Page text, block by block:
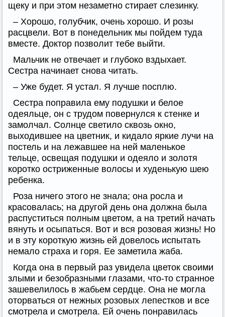
щеку и при этом незаметно стирает слезинку.
– Хорошо, голубчик, очень хорошо. И розы
расцвели. Вот в понедельник мы пойдем туда
вместе. Доктор позволит тебе выйти.
Мальчик не отвечает и глубоко вздыхает.
Сестра начинает снова читать.
– Уже будет. Я устал. Я лучше посплю.
Сестра поправила ему подушки и белое
одеяльце, он с трудом повернулся к стенке и
замолчал. Солнце светило сквозь окно,
выходившее на цветник, и кидало яркие лучи на
постель и на лежавшее на ней маленькое
тельце, освещая подушки и одеяло и золотя
коротко остриженные волосы и худенькую шею
ребенка.
Роза ничего этого не знала; она росла и
красовалась; на другой день она должна была
распуститься полным цветом, а на третий начать
вянуть и осыпаться. Вот и вся розовая жизнь! Но
и в эту короткую жизнь ей довелось испытать
немало страха и горя. Ее заметила жаба.
Когда она в первый раз увидела цветок своими
злыми и безобразными глазами, что-то странное
зашевелилось в жабьем сердце. Она не могла
оторваться от нежных розовых лепестков и все
смотрела и смотрела. Ей очень понравилась